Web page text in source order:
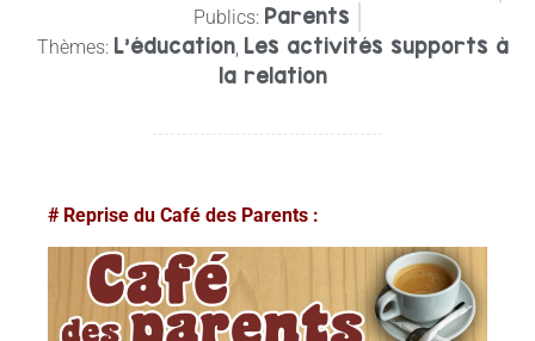
Publics: Parents
Thèmes: L'éducation, Les activités supports à
la relation
# Reprise du Café des Parents :